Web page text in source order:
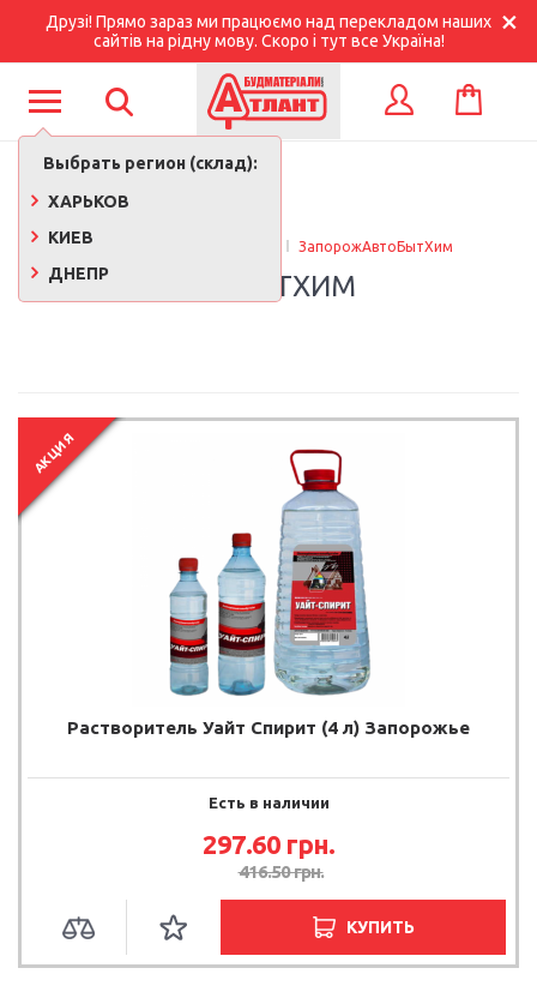
Друзі! Прямо зараз ми працюємо над перекладом наших
сайтів на рідну мову. Скоро і тут все Україна!
Выбрать регион (склад):
ХАРЬКОВ
КИЕВ
ДНЕПР
КОРЗИНА
Главная ЗапорожАвтоБытХим
ЗАПОРОЖАВТОБЫТХИМ
АКЦИЯ
Растворитель Уайт Спирит (4 л) Запорожье
Есть в наличии
297.60 грн.
416.50грн.
КУПИТЬ